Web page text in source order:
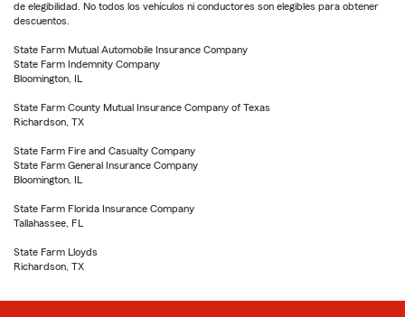
de elegibilidad. No todos los vehículos ni conductores son elegibles para obtener
descuentos.
State Farm Mutual Automobile Insurance Company
State Farm Indemnity Company
Bloomington, IL
State Farm County Mutual Insurance Company of Texas
Richardson, TX
State Farm Fire and Casualty Company
State Farm General Insurance Company
Bloomington, IL
State Farm Florida Insurance Company
Tallahassee, FL
State Farm Lloyds
Richardson, TX